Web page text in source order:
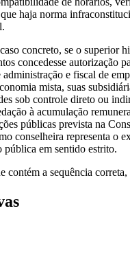
haja norma
concreto, se o superior
concedesse autorização
administração e fiscal de
mista, suas
sob controle direto ou
à acumulação
públicas prevista na
conselheira representa o
pública em sentido estrito.
contém a sequência